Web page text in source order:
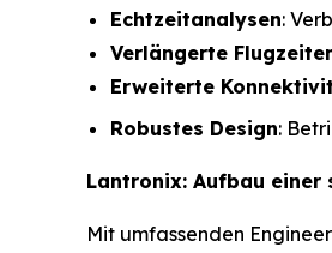
Echtzeitanalysen:
Verlängerte
Erweiterte
Robustes Design:
Lantronix: Aufbau
Mit umfassenden